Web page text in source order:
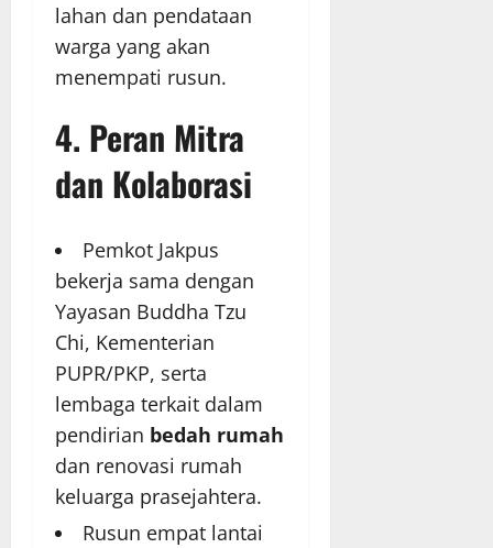
lahan dan pendataan
warga yang akan
menempati rusun.
4. Peran Mitra
dan Kolaborasi
Pemkot Jakpus
bekerja sama dengan
Yayasan Buddha Tzu
Chi, Kementerian
PUPR/PKP, serta
lembaga terkait dalam
pendirian bedah rumah
dan renovasi rumah
keluarga prasejahtera.
Rusun empat lantai